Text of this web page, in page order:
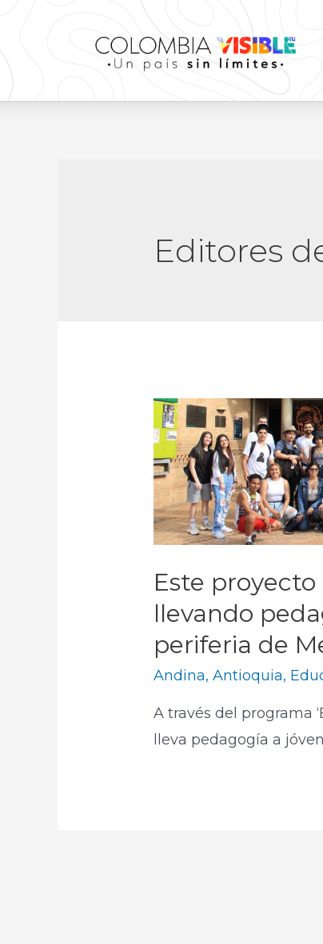
Editores
Este proyecto
llevando
periferia de
Andina,Antioquia,
A través del programa
lleva pedagogía a